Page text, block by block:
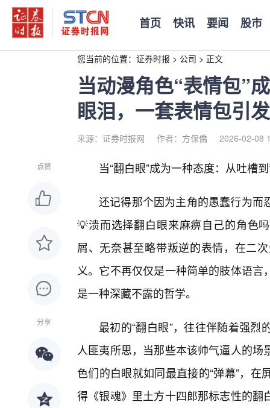
首页 快讯 要闻 股市
您当前的位置： 证券时报 > 公司 > 正文
当动漫角色“表情包”
眼泪，一套表情包引
来源：证券时报网 作者：方保僑 2026-02-08
点赞
分享
当“翻白眼”成为一种态度：从吐槽
还记得那个因为主角的愚蠢行为而
💡溃而选择翻白眼来麻痹自己的角色
屑、无奈甚至略带叛逆的表情，在二
义。它不再仅仅是一种简单的肢体语
是一种深藏不露的哲学。
最初的“翻白眼”，往往伴随着强
人匪夷所思，当那些本该帅气逼人的
色们的白眼就如同最直接的“弹幕”，
得《银魂》里土方十四郎那标志性的